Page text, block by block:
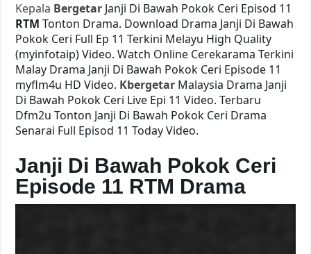
Kepala Bergetar Janji Di Bawah Pokok Ceri Episod 11
RTMTonton Drama. Download Drama Janji Di Bawah
Pokok Ceri Full Ep 11 Terkini Melayu High Quality
(myinfotaip) Video. Watch Online Cerekarama Terkini
Malay Drama Janji Di Bawah Pokok Ceri Episode 11
myflm4u HD Video. Kbergetar Malaysia Drama Janji
Di Bawah Pokok Ceri Live Epi 11 Video. Terbaru
Dfm2u Tonton Janji Di Bawah Pokok Ceri Drama
Senarai Full Episod 11 Today Video.
Janji Di Bawah Pokok Ceri
Episode 11 RTM Drama